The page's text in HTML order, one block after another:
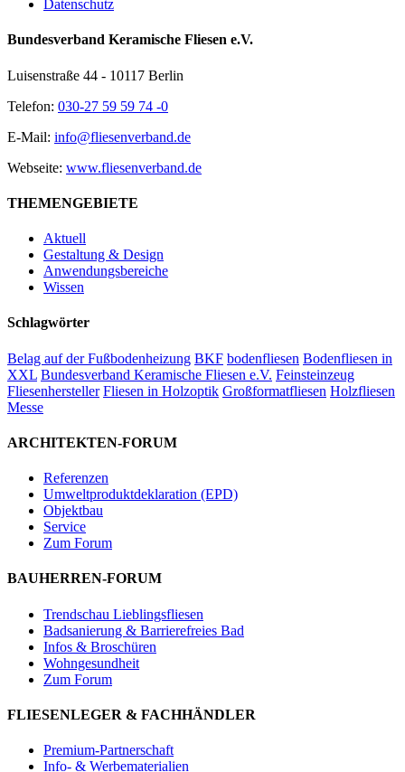
Datenschutz
Bundesverband Keramische Fliesen e.V.
Luisenstraße 44 - 10117 Berlin
Telefon: 030-27 59 59 74 -0
E-Mail: info@fliesenverband.de
Webseite: www.fliesenverband.de
THEMENGEBIETE
Aktuell
Gestaltung & Design
Anwendungsbereiche
Wissen
Schlagwörter
Belag auf der Fußbodenheizung BKF bodenfliesen Bodenfliesen in
XXL Bundesverband Keramische Fliesen e.V. Feinsteinzeug
Fliesenhersteller Fliesen in Holzoptik Großformatfliesen Holzfliesen
Messe
ARCHITEKTEN-FORUM
Referenzen
Umweltproduktdeklaration (EPD)
Objektbau
Service
Zum Forum
BAUHERREN-FORUM
Trendschau Lieblingsfliesen
Badsanierung & Barrierefreies Bad
Infos & Broschüren
Wohngesundheit
Zum Forum
FLIESENLEGER & FACHHÄNDLER
Premium-Partnerschaft
Info- & Werbematerialien